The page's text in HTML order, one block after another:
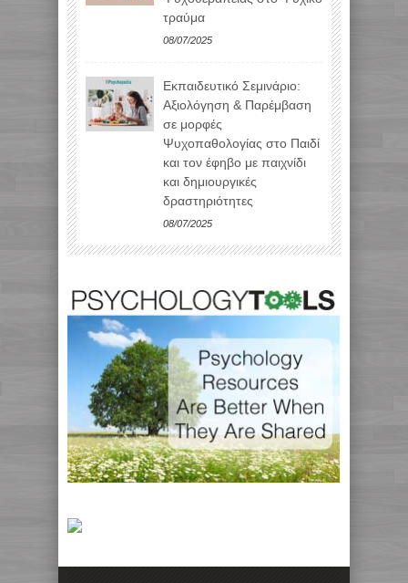
τραύμα
08/07/2025
Εκπαιδευτικό Σεμινάριο:
Αξιολόγηση & Παρέμβαση
σε μορφές
Ψυχοπαθολογίας στο Παιδί
και τον έφηβο με παιχνίδι
και δημιουργικές
δραστηριότητες
08/07/2025